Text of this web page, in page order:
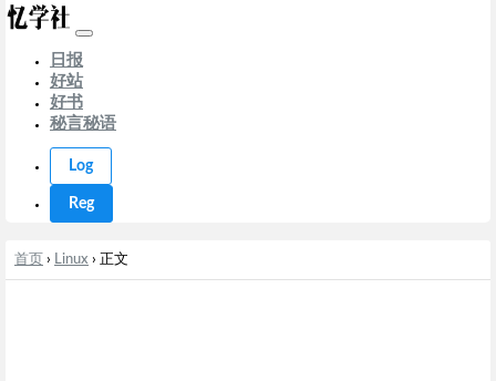
日报
好站
好书
秘言秘语
Log
Reg
首页 › Linux › 正文